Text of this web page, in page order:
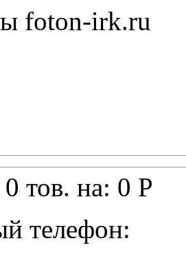
foton-irk.ru
0 тов. на: 0 Р
телефон: